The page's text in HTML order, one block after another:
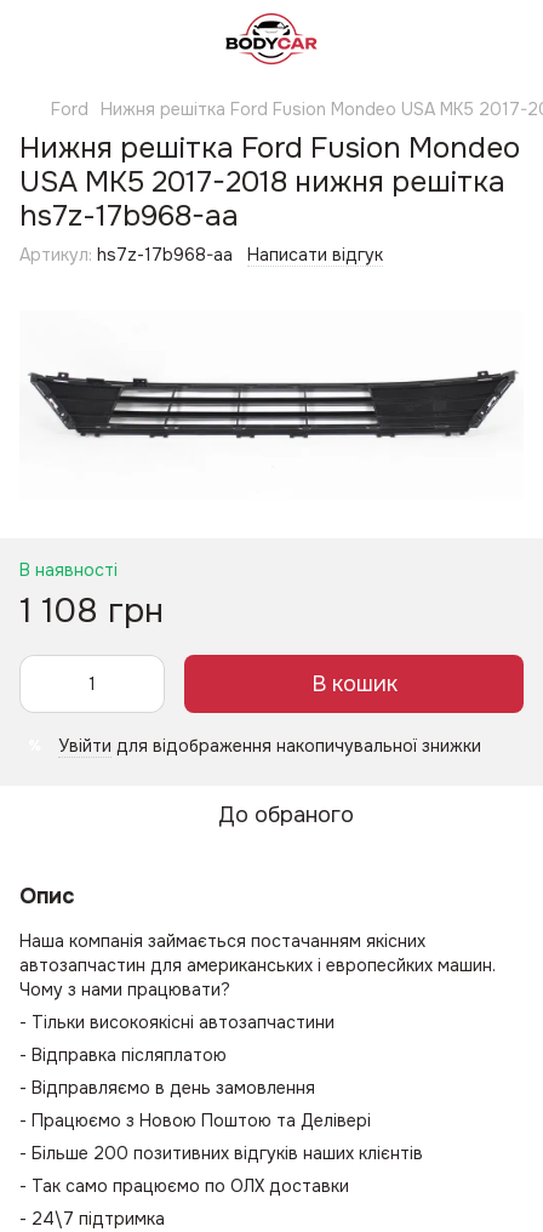
Ford Нижня решітка Ford Fusion Mondeo USA MK5 2017-
Нижня решітка Ford Fusion Mondeo
USA MK5 2017-2018 нижня решітка
hs7z-17b968-aa
Артикул: hs7z-17b968-aa Написати відгук
В наявності
1 108 грн
В кошик
Увійти для відображення накопичувальної знижки
До обраного
Опис
Наша компанія займається постачанням якісних
автозапчастин для американських і европесйких машин.
Чому з нами працювати?
- Тільки високоякісні автозапчастини
- Відправка післяплатою
- Відправляємо в день замовлення
- Працюємо з Новою Поштою та Делівері
- Більше 200 позитивних відгуків наших клієнтів
- Так само працюємо по ОЛХ доставки
- 24\7 підтримка